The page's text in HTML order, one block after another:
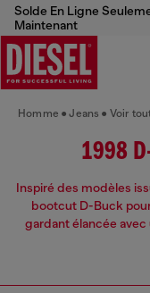
Solde En Ligne
Maintenant
Homme Jeans Voir
1998
Inspiré des modèles
bootcut D-Buck
gardant élancée